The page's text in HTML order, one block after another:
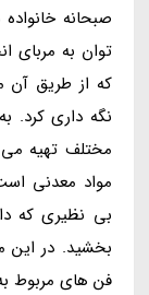
صبحانه
توان به مربای
که از طریق آن
نگه داری کرد.
مختلف تهیه می
مواد معدنی
بی نظیری که
بخشید. در این
فن های مربوط